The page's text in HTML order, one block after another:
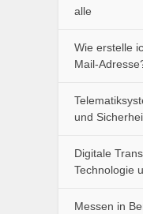
alle
Wie erstelle
Mail-
und
Digitale
Technologie
Messen in